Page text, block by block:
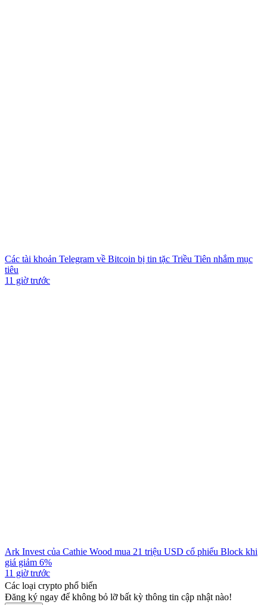
Các tài khoản Telegram về Bitcoin bị tin tặc Triều Tiên nhắm mục
tiêu
11 giờ trước
Ark Invest của Cathie Wood mua 21 triệu USD cổ phiếu Block khi
giá giảm 6%
11 giờ trước
Các loại crypto phổ biến
Đăng ký ngay để không bỏ lỡ bất kỳ thông tin cập nhật nào!